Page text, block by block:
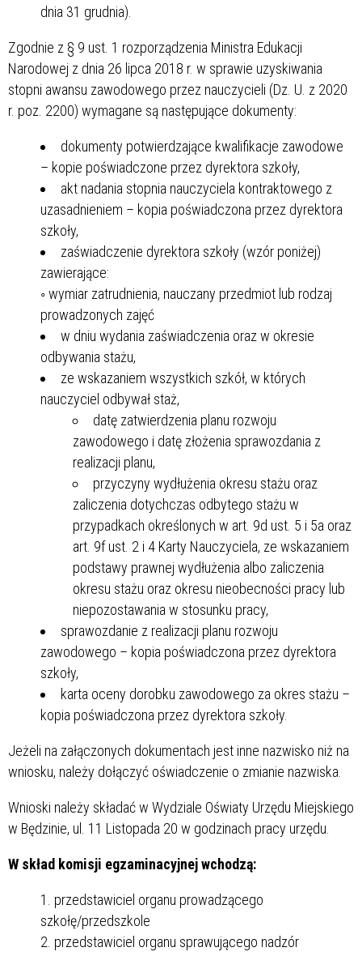
dnia 31 grudnia).
Zgodnie z § 9 ust. 1 rozporządzenia Ministra Edukacji
Narodowej z dnia 26 lipca 2018 r. w sprawie uzyskiwania
stopni awansu zawodowego przez nauczycieli (Dz. U. z 2020
r. poz. 2200) wymagane są następujące dokumenty:
dokumenty potwierdzające kwalifikacje zawodowe
– kopie poświadczone przez dyrektora szkoły,
akt nadania stopnia nauczyciela kontraktowego z
uzasadnieniem – kopia poświadczona przez dyrektora
szkoły,
zaświadczenie dyrektora szkoły (wzór poniżej)
zawierające:
◦ wymiar zatrudnienia, nauczany przedmiot lub rodzaj
prowadzonych zajęć
w dniu wydania zaświadczenia oraz w okresie
odbywania stażu,
ze wskazaniem wszystkich szkół, w których
nauczyciel odbywał staż,
datę zatwierdzenia planu rozwoju
zawodowego i datę złożenia sprawozdania z
realizacji planu,
przyczyny wydłużenia okresu stażu oraz
zaliczenia dotychczas odbytego stażu w
przypadkach określonych w art. 9d ust. 5 i 5a oraz
art. 9f ust. 2 i 4 Karty Nauczyciela, ze wskazaniem
podstawy prawnej wydłużenia albo zaliczenia
okresu stażu oraz okresu nieobecności pracy lub
niepozostawania w stosunku pracy,
sprawozdanie z realizacji planu rozwoju
zawodowego – kopia poświadczona przez dyrektora
szkoły,
karta oceny dorobku zawodowego za okres stażu –
kopia poświadczona przez dyrektora szkoły.
Jeżeli na załączonych dokumentach jest inne nazwisko niż na
wniosku, należy dołączyć oświadczenie o zmianie nazwiska.
Wnioski należy składać w Wydziale Oświaty Urzędu Miejskiego
w Będzinie, ul. 11 Listopada 20 w godzinach pracy urzędu.
W skład komisji egzaminacyjnej wchodzą:
przedstawiciel organu prowadzącego
szkołę/przedszkole
przedstawiciel organu sprawującego nadzór